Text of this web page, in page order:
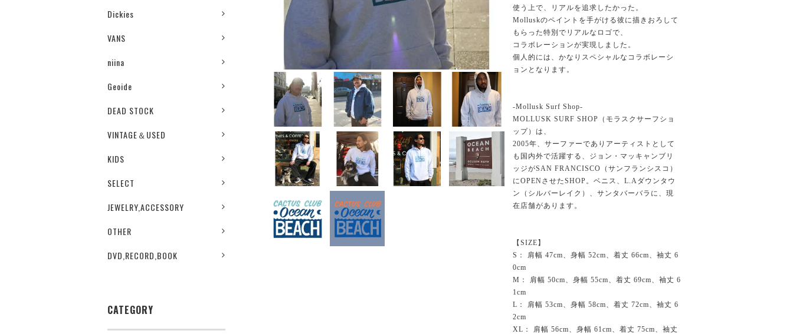
Dickies
VANS
niina
Geoide
DEAD STOCK
VINTAGE＆USED
KIDS
SELECT
JEWELRY,ACCESSORY
OTHER
DVD,RECORD,BOOK
CATEGORY
使う上で、リアルを追求したかった。
Molluskのペイントを手がける彼に描きおろして
もらった特別でリアルなロゴで、
コラボレーションが実現しました。
個人的には、かなりスペシャルなコラボレーシ
ョンとなります。
-Mollusk Surf Shop-
MOLLUSK SURF SHOP（モラスクサーフショ
ップ）は、
2005年、サーファーでありアーティストとして
も国内外で活躍する、ジョン・マッキャンブリ
ッジがSAN FRANCISCO（サンフランシスコ）
にOPENさせたSHOP。ベニス、L.Aダウンタウ
ン（シルバーレイク）、サンタバーバラに、現
在店舗があります。
【SIZE】
S： 肩幅 47cm、身幅 52cm、着丈 66cm、袖丈 6
0cm
M： 肩幅 50cm、身幅 55cm、着丈 69cm、袖丈 6
1cm
L： 肩幅 53cm、身幅 58cm、着丈 72cm、袖丈 6
2cm
XL： 肩幅 56cm、身幅 61cm、着丈 75cm、袖丈